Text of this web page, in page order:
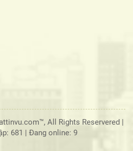
All Rights Reservered |
681 | Đang online: 9